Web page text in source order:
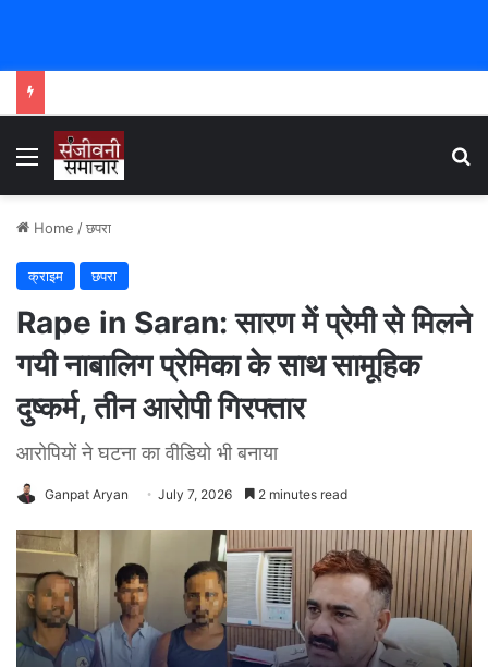
Menu
Home /छपरा
क्राइम छपरा
Rape in Saran: सारण में प्रेमी से मिलने
गयी नाबालिग प्रेमिका के साथ सामूहिक
दुष्कर्म, तीन आरोपी गिरफ्तार
आरोपियों ने घटना का वीडियो भी बनाया
Ganpat Aryan July 7, 2026 2 minutes read